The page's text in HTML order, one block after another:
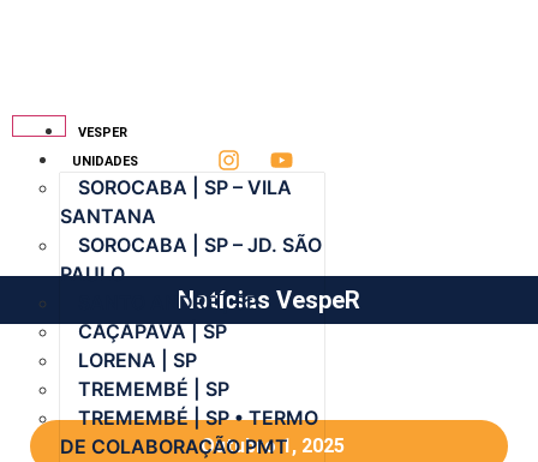
VESPER
UNIDADES
SOROCABA | SP – VILA
SANTANA
SOROCABA | SP – JD. SÃO
PAULO
SANTO ANDRÉ | SP
CAÇAPAVA | SP
LORENA | SP
TREMEMBÉ | SP
TREMEMBÉ | SP • TERMO
DE COLABORAÇÃO PMT
Notícias VespeR
Outubro 1, 2025